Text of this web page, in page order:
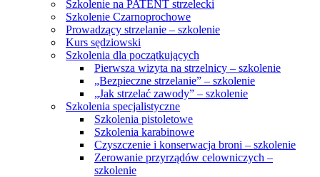
Szkolenie na PATENT strzelecki
Szkolenie Czarnoprochowe
Prowadzący strzelanie – szkolenie
Kurs sędziowski
Szkolenia dla początkujących
Pierwsza wizyta na strzelnicy – szkolenie
„Bezpieczne strzelanie” – szkolenie
„Jak strzelać zawody” – szkolenie
Szkolenia specjalistyczne
Szkolenia pistoletowe
Szkolenia karabinowe
Czyszczenie i konserwacja broni – szkolenie
Zerowanie przyrządów celowniczych –
szkolenie